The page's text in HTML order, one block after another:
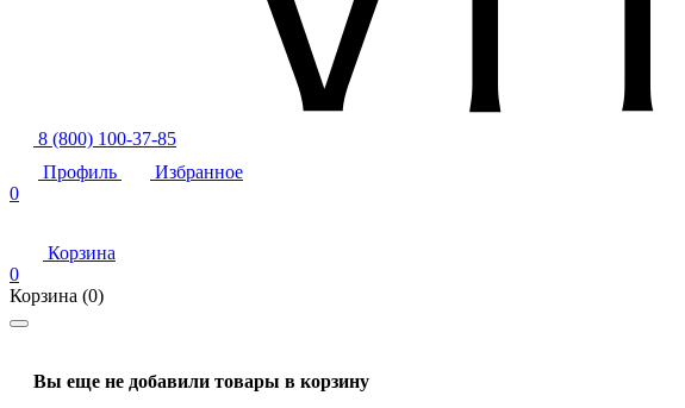
8 (800) 100-37-85
Профиль
Избранное
0
Корзина
0
Корзина (0)
Вы еще не добавили товары в корзину